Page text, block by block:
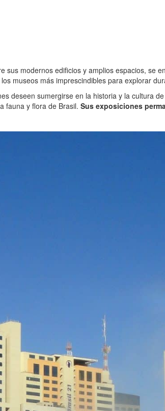
sus modernos edificios y amplios espacios, se
museos más imprescindibles para explorar
deseen sumergirse en la historia y la cultura
fauna y flora de Brasil. Sus exposiciones